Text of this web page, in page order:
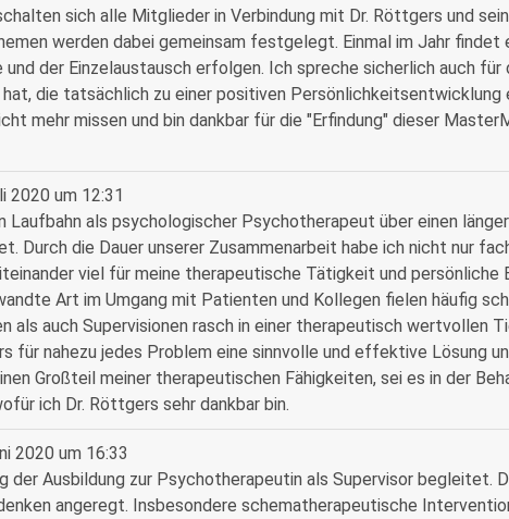
sich alle Mitglieder in Verbindung mit Dr. Röttgers und
werden dabei gemeinsam festgelegt. Einmal im Jahr
und der Einzelaustausch erfolgen. Ich spreche sicherlich auch
die tatsächlich zu einer positiven
mehr missen und bin dankbar für die "Erfindung" dieser
2020 um 12:31
Laufbahn als psychologischer Psychotherapeut über einen
Durch die Dauer unserer Zusammenarbeit habe ich nicht nur
viel für meine therapeutische Tätigkeit und persönliche
Art im Umgang mit Patienten und Kollegen fielen häufig
auch Supervisionen rasch in einer therapeutisch wertvollen
für nahezu jedes Problem eine sinnvolle und effektive Lösung
Großteil meiner therapeutischen Fähigkeiten, sei es in der
ich Dr. Röttgers sehr dankbar bin.
2020 um 16:33
der Ausbildung zur Psychotherapeutin als Supervisor begleitet.
angeregt. Insbesondere schematherapeutische